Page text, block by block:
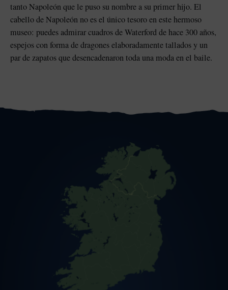
tanto Napoleón que le puso su nombre a su primer hijo. El
cabello de Napoleón no es el único tesoro en este hermoso
museo: puedes admirar cuadros de Waterford de hace 300 años,
espejos con forma de dragones elaboradamente tallados y un
par de zapatos que desencadenaron toda una moda en el baile.